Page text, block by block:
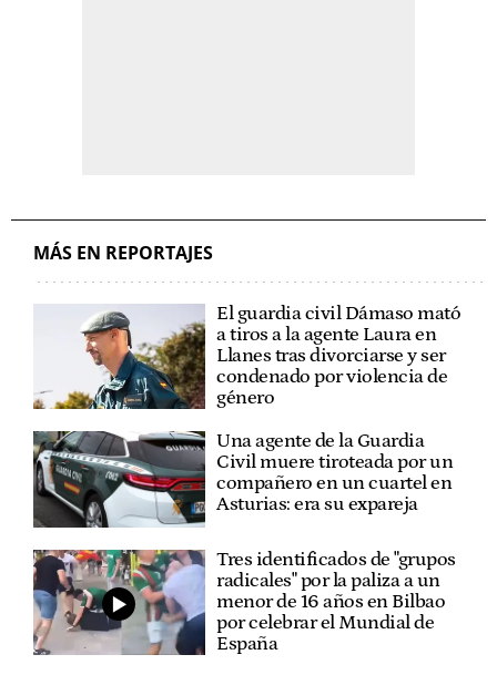
MÁS EN REPORTAJES
El guardia civil Dámaso mató
a tiros a la agente Laura en
Llanes tras divorciarse y ser
condenado por violencia de
género
Una agente de la Guardia
Civil muere tiroteada por un
compañero en un cuartel en
Asturias: era su expareja
Tres identificados de "grupos
radicales" por la paliza a un
menor de 16 años en Bilbao
por celebrar el Mundial de
España